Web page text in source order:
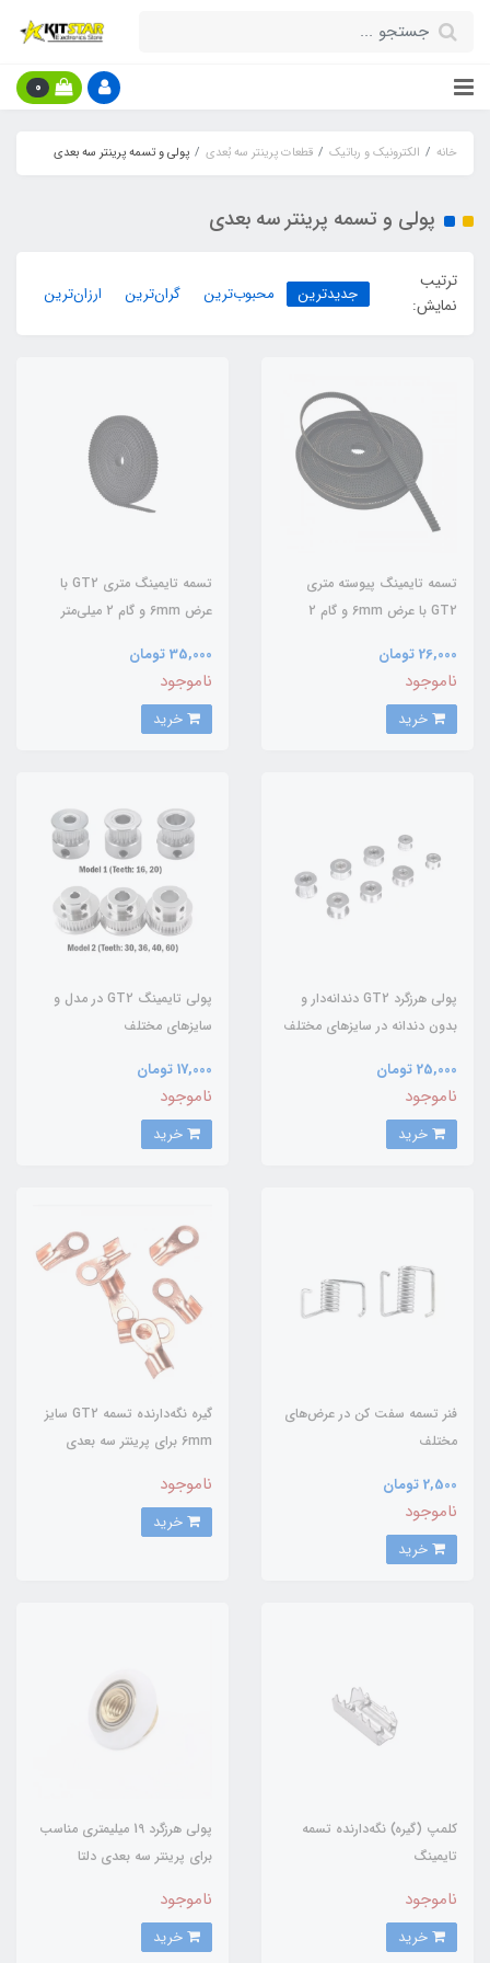
0
خانه الکترونیک و رباتیک قطعات پرینتر سه بُعدی پولی و تسمه پرینتر سه بعدی
پولی و تسمه پرینتر سه بعدی
ترتیب
نمایش:
جدیدترین محبوب‌ترین گران‌ترین ارزان‌ترین
تسمه تایمینگ پیوسته متری
GT2 با عرض 6mm و گام 2
26,000 تومان
ناموجود
تسمه تایمینگ متری GT2 با
عرض 6mm و گام 2 میلی‌متر
35,000 تومان
ناموجود
پولی هرزگرد GT2 دندانه‌دار و
بدون دندانه در سایز‌های مختلف
25,000 تومان
ناموجود
پولی تایمینگ GT2 در مدل و
سایز‌های مختلف
17,000 تومان
ناموجود
فنر تسمه سفت کن در عرض‌های
مختلف
2,500 تومان
ناموجود
گیره نگه‌دارنده تسمه GT2 سایز
6mm برای پرینتر سه بعدی
ناموجود
کلمپ (گیره) نگه‌دارنده تسمه
تایمینگ
ناموجود
پولی هرزگرد 19 میلیمتری مناسب
برای پرینتر سه بعدی دلتا
ناموجود